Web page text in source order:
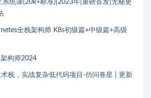
系统课(20k+标准)|2023年|重磅首发|无秘更
全栈架构师 K8s初级篇+中级篇+高级
构师2024
栈，实战复杂低代码项目-仿问卷星 | 更新